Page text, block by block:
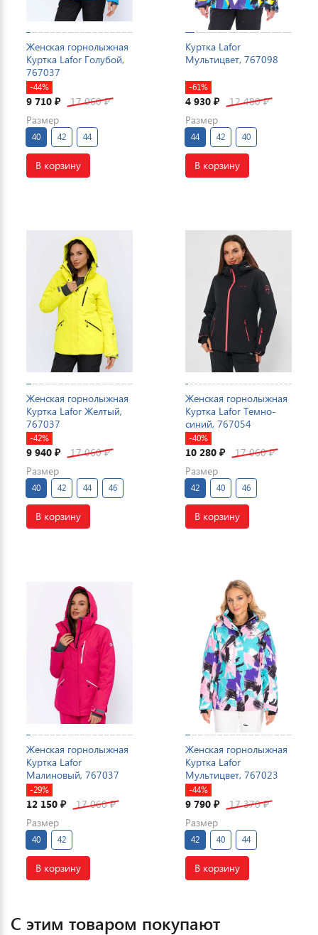
Женская горнолыжная
Куртка Lafor Голубой,
767037
-44%
9 710 ₽ 17 060₽
Размер
40 42 44
В корзину
Куртка Lafor
Мультицвет, 767098
-61%
4 930 ₽ 12 480₽
Размер
44 42 40
В корзину
Женская горнолыжная
Куртка Lafor Желтый,
767037
-42%
9 940 ₽ 17 060₽
Размер
40 42 44 46
В корзину
Женская горнолыжная
Куртка Lafor Темно-
синий, 767054
-40%
10 280 ₽ 17 060₽
Размер
42 40 46
В корзину
Женская горнолыжная
Куртка Lafor
Малиновый, 767037
-29%
12 150 ₽ 17 060₽
Размер
40 42
В корзину
Женская горнолыжная
Куртка Lafor
Мультицвет, 767023
-44%
9 790 ₽ 17 370₽
Размер
42 40 44
В корзину
С этим товаром покупают